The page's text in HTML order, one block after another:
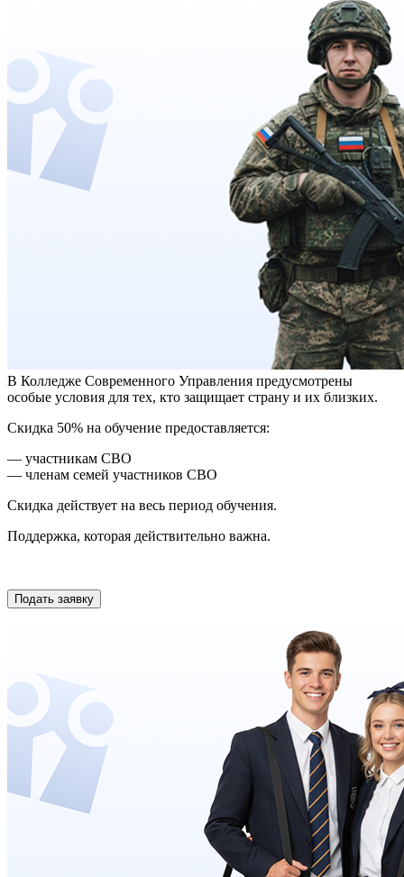
В Колледже Современного Управления предусмотрены
особые условия для тех, кто защищает страну и их близких.
Скидка 50% на обучение предоставляется:
— участникам СВО
— членам семей участников СВО
Скидка действует на весь период обучения.
Поддержка, которая действительно важна.
Подать заявку